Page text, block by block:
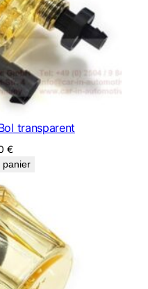
transparent
€
panier